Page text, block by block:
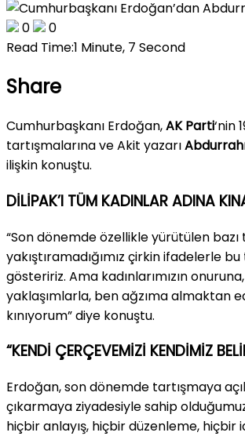
0
0
Read Time:1 Minute, 7 Second
Share
Cumhurbaşkanı Erdoğan,AK Parti‘nin
tartışmalarına ve Akit yazarı
ilişkin konuştu.
DİLİPAK’I TÜM KADINLAR ADINA
“Son dönemde özellikle yürütülen
yakıştıramadığımız çirkin ifadelerle
gösteririz. Ama kadınlarımızın
yaklaşımlarla, ben ağzıma almaktan
kınıyorum” diye konuştu.
“KENDİ ÇERÇEVEMİZİ KENDİMİZ
Erdoğan, son dönemde tartışmaya
çıkarmaya ziyadesiyle sahip
hiçbir anlayış, hiçbir düzenleme, hiçbir